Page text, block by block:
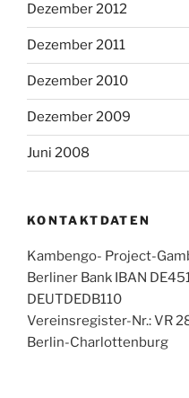
Dezember 2012
Dezember 2011
Dezember 2010
Dezember 2009
Juni 2008
KONTAKTDATEN
Kambengo- Project-
Berliner Bank IBAN
DEUTDEDB110
Vereinsregister-Nr.: VR
Berlin-Charlottenburg